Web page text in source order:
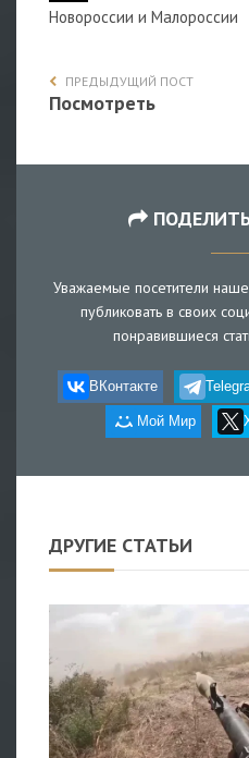
Новороссии и Малороссии
ПРЕДЫДУЩИЙ ПОСТ
Посмотреть
Уважаемые посетители
публиковать в своих
понравившиеся
ВКонтакте
Мой Мир
ДРУГИЕ СТАТЬИ